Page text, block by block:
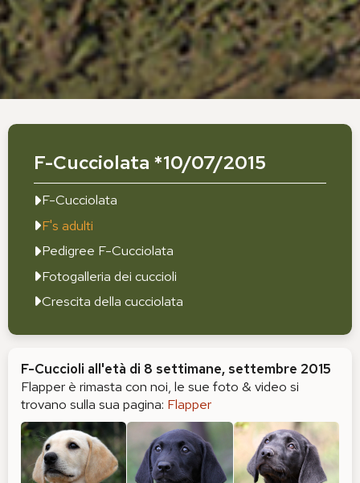
F-Cucciolata *10/07/2015
F-Cucciolata
F's adulti
Pedigree F-Cucciolata
Fotogalleria dei cuccioli
Crescita della cucciolata
F-Cuccioli all'età di 8 settimane, settembre 2015
Flapper è rimasta con noi, le sue foto & video si
trovano sulla sua pagina: Flapper